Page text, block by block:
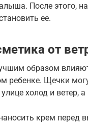
После этого,
ее.
от
образом
ребенке. Щечки
холод и ветер, а
крем перед